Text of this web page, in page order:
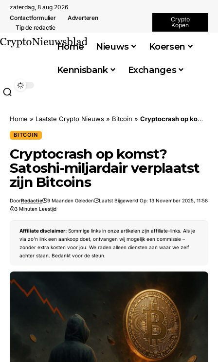
zaterdag, 8 aug 2026
Contactformulier
Adverteren
Tip de redactie
Crypto
Kopen
Home Nieuws Koersen
Kennisbank Exchanges
Home » Laatste Crypto Nieuws » Bitcoin » Cryptocrash op komst? Satoshi-miljardair verplaatst zijn Bitcoins
BITCOIN
Cryptocrash op komst?
Satoshi-miljardair verplaatst
zijn Bitcoins
DoorRedactie 9 Maanden Geleden
Laatst Bijgewerkt Op: 13 November 2025, 11:58
3 Minuten Leestijd
Affiliate disclaimer: Sommige links in onze artikelen zijn affiliate-links. Als je
via zo’n link een aankoop doet, ontvangen wij mogelijk een commissie –
zonder extra kosten voor jou. We raden alleen diensten aan waar we zelf
achter staan. Bedankt voor de steun.